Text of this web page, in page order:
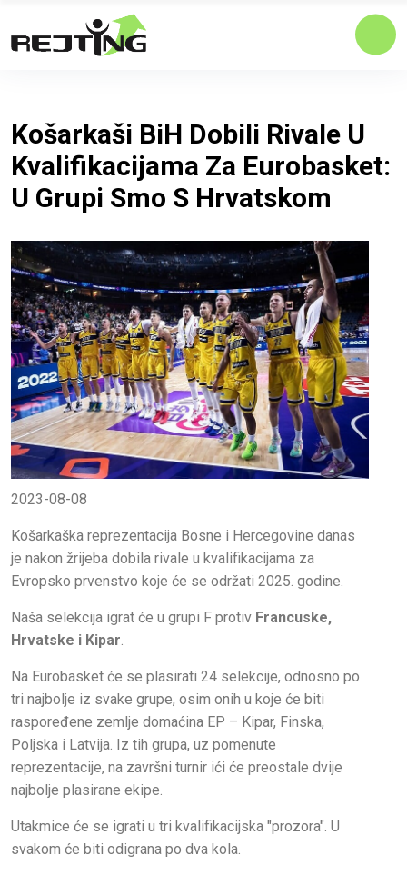
Košarkaši BiH Dobili Rivale U
Kvalifikacijama Za Eurobasket:
U Grupi Smo S Hrvatskom
2023-08-08
Košarkaška reprezentacija Bosne i Hercegovine danas
je nakon žrijeba dobila rivale u kvalifikacijama za
Evropsko prvenstvo koje će se održati 2025. godine.
Naša selekcija igrat će u grupi F protiv Francuske,
Hrvatske i Kipar.
Na Eurobasket će se plasirati 24 selekcije, odnosno po
tri najbolje iz svake grupe, osim onih u koje će biti
raspoređene zemlje domaćina EP – Kipar, Finska,
Poljska i Latvija. Iz tih grupa, uz pomenute
reprezentacije, na završni turnir ići će preostale dvije
najbolje plasirane ekipe.
Utakmice će se igrati u tri kvalifikacijska "prozora". U
svakom će biti odigrana po dva kola.